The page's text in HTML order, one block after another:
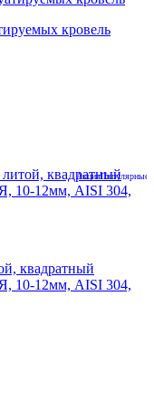
кровель
АкцияПопулярные
квадратный
10-12мм, AISI 304,